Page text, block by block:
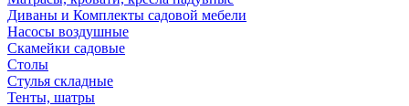
Диваны и Комплекты садовой мебели
Насосы воздушные
Скамейки садовые
Столы
Стулья складные
Тенты, шатры